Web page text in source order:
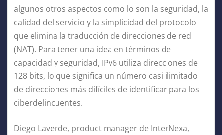
algunos otros aspectos como lo son la seguridad, la
calidad del servicio y la simplicidad del protocolo
que elimina la traducción de direcciones de red
(NAT). Para tener una idea en términos de
capacidad y seguridad, IPv6 utiliza direcciones de
128 bits, lo que significa un número casi ilimitado
de direcciones más difíciles de identificar para los
ciberdelincuentes.
Diego Laverde, product manager de InterNexa,